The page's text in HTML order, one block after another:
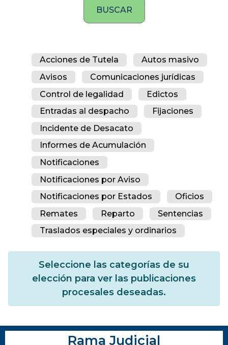
Acciones de Tutela
Autos masivo
Avisos
Comunicaciones jurídicas
Control de legalidad
Edictos
Entradas al despacho
Fijaciones
Incidente de Desacato
Informes de Acumulación
Notificaciones
Notificaciones por Aviso
Notificaciones por Estados
Oficios
Remates
Reparto
Sentencias
Traslados especiales y ordinarios
Seleccione las categorías de su
elección para ver las publicaciones
procesales deseadas.
Rama Judicial